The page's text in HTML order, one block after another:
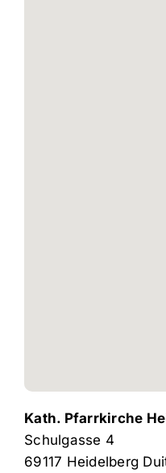
Kath. Pfarrkirche
Schulgasse 4
69117 Heidelberg